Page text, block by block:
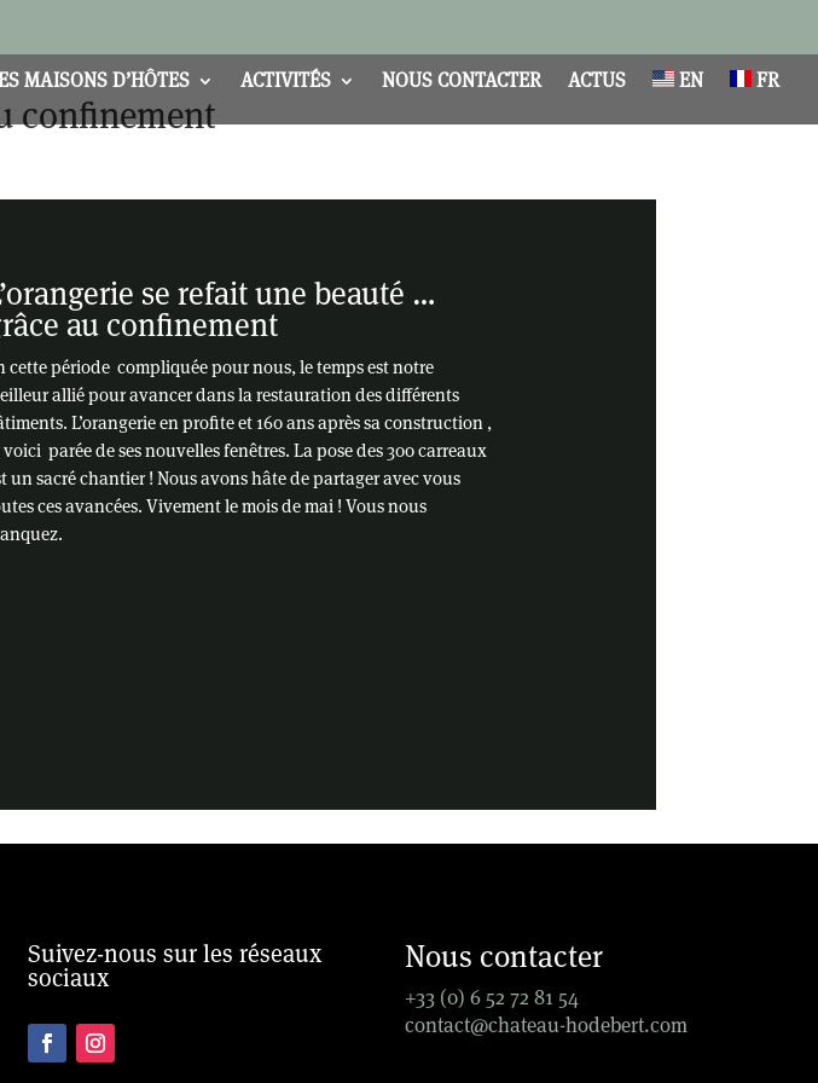
MAISONS D’HÔTES ACTIVITÉS NOUS CONTACTER ACTUS EN FR
confinement
se refait une beauté …
au confinement
cette période compliquée pour nous, le temps est notre
allié pour avancer dans la restauration des différents
L’orangerie en profite et 160 ans après sa construction ,
parée de ses nouvelles fenêtres. La pose des 300 carreaux
un sacré chantier ! Nous avons hâte de partager avec vous
ces avancées. Vivement le mois de mai ! Vous nous
Suivez-nous sur les réseaux
sociaux
Nous contacter
+33 (0) 6 52 72 81 54
contact@chateau-hodebert.com